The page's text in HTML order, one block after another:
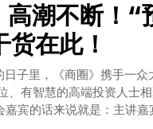
高潮不断！
在此！
子里，《商圈》携手一众
、有智慧的高端投资人士
嘉宾的话来说就是：主讲